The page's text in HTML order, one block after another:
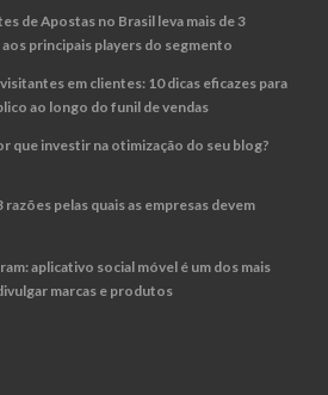
de Apostas no Brasil leva mais de 3
principais players do segmento
em clientes: 10 dicas eficazes para
ao longo do funil de vendas
que investir na otimização do seu blog?
pelas quais as empresas devem
aplicativo social móvel é um dos mais
marcas e produtos